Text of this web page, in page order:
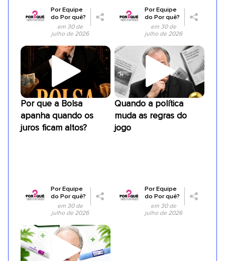
PorEquipe
do Por quê?
em 30 de
julho de 2026
PorEquipe
do Por quê?
em 30 de
julho de 2026
Por que a Bolsa
apanha quando os
juros ficam altos?
PorEquipe
do Por quê?
em 30 de
julho de 2026
Quando a política
muda as regras do
jogo
PorEquipe
do Por quê?
em 30 de
julho de 2026